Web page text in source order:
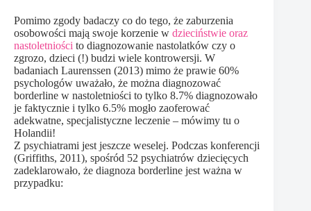
Pomimo zgody badaczy co do tego, że zaburzenia
osobowości mają swoje korzenie w dzieciństwie oraz
nastoletniości to diagnozowanie nastolatków czy o
zgrozo, dzieci (!) budzi wiele kontrowersji. W
badaniach Laurenssen (2013) mimo że prawie 60%
psychologów uważało, że można diagnozować
borderline w nastoletniości to tylko 8.7% diagnozowało
je faktycznie i tylko 6.5% mogło zaoferować
adekwatne, specjalistyczne leczenie – mówimy tu o
Holandii!
Z psychiatrami jest jeszcze weselej. Podczas konferencji
(Griffiths, 2011), spośród 52 psychiatrów dziecięcych
zadeklarowało, że diagnoza borderline jest ważna w
przypadku: